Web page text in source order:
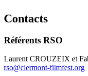
Contacts
Référents RSO
Laurent CROUZEIX et
rso@clermont-filmfest.org